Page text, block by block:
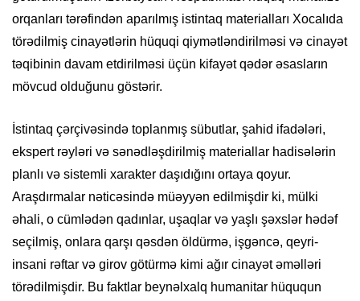
orqanları tərəfindən aparılmış istintaq materialları Xocalıda
törədilmiş cinayətlərin hüquqi qiymətləndirilməsi və cinayət
təqibinin davam etdirilməsi üçün kifayət qədər əsasların
mövcud olduğunu göstərir.
İstintaq çərçivəsində toplanmış sübutlar, şahid ifadələri,
ekspert rəyləri və sənədləşdirilmiş materiallar hadisələrin
planlı və sistemli xarakter daşıdığını ortaya qoyur.
Araşdırmalar nəticəsində müəyyən edilmişdir ki, mülki
əhali, o cümlədən qadınlar, uşaqlar və yaşlı şəxslər hədəf
seçilmiş, onlara qarşı qəsdən öldürmə, işgəncə, qeyri-
insani rəftar və girov götürmə kimi ağır cinayət əməlləri
törədilmişdir. Bu faktlar beynəlxalq humanitar hüququn